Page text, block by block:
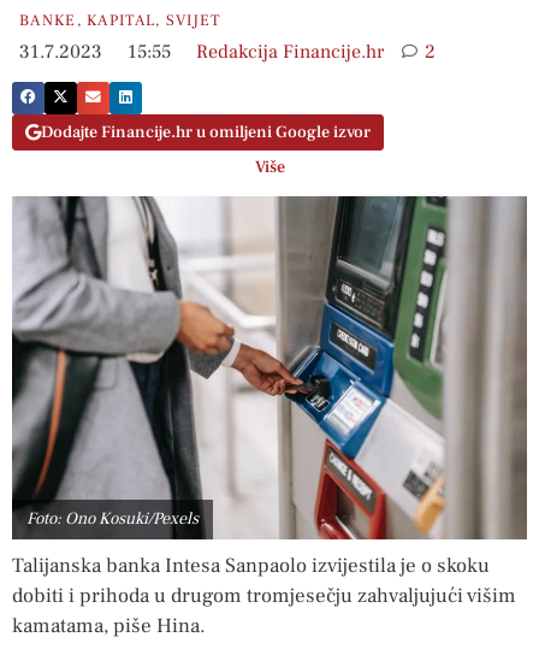
BANKE ,KAPITAL, SVIJET
31.7.2023 15:55 Redakcija Financije.hr 2
Dodajte Financije.hr u omiljeni Google izvor
Više
Foto: Ono Kosuki/Pexels
Talijanska banka Intesa Sanpaolo izvijestila je o skoku
dobiti i prihoda u drugom tromjesečju zahvaljujući višim
kamatama, piše Hina.